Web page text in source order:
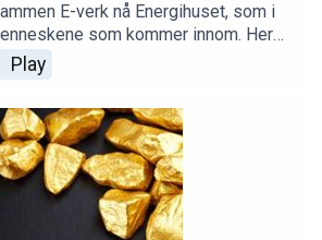
E-verk nå Energihuset, som i
som kommer innom. Her
med heftig fortid, som kommer
trygge felleskapet, og kan være
har stort utbytte av å være med i
og i turgruppene. De som ville dele
er: Hanne, Heidi, Eva, Gulay, Laila,
og Marit.
Play